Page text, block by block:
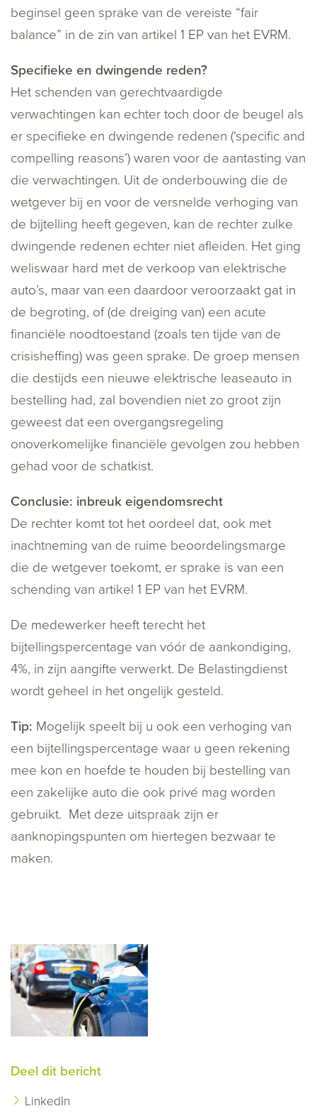
beginsel geen sprake van de vereiste “fair
balance” in de zin van artikel 1 EP van het EVRM.
Specifieke en dwingende reden?
Het schenden van gerechtvaardigde
verwachtingen kan echter toch door de beugel als
er specifieke en dwingende redenen (‘specific and
compelling reasons’) waren voor de aantasting van
die verwachtingen. Uit de onderbouwing die de
wetgever bij en voor de versnelde verhoging van
de bijtelling heeft gegeven, kan de rechter zulke
dwingende redenen echter niet afleiden. Het ging
weliswaar hard met de verkoop van elektrische
auto’s, maar van een daardoor veroorzaakt gat in
de begroting, of (de dreiging van) een acute
financiële noodtoestand (zoals ten tijde van de
crisisheffing) was geen sprake. De groep mensen
die destijds een nieuwe elektrische leaseauto in
bestelling had, zal bovendien niet zo groot zijn
geweest dat een overgangsregeling
onoverkomelijke financiële gevolgen zou hebben
gehad voor de schatkist.
Conclusie: inbreuk eigendomsrecht
De rechter komt tot het oordeel dat, ook met
inachtneming van de ruime beoordelingsmarge
die de wetgever toekomt, er sprake is van een
schending van artikel 1 EP van het EVRM.
De medewerker heeft terecht het
bijtellingspercentage van vóór de aankondiging,
4%, in zijn aangifte verwerkt. De Belastingdienst
wordt geheel in het ongelijk gesteld.
Tip: Mogelijk speelt bij u ook een verhoging van
een bijtellingspercentage waar u geen rekening
mee kon en hoefde te houden bij bestelling van
een zakelijke auto die ook privé mag worden
gebruikt. Met deze uitspraak zijn er
aanknopingspunten om hiertegen bezwaar te
maken.
Deel dit bericht
LinkedIn